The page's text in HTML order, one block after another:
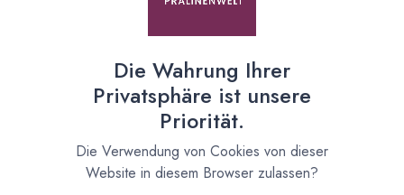
Die Wahrung Ihrer
Privatsphäre ist unsere
Priorität.
Die Verwendung von Cookies von dieser
Website in diesem Browser zulassen?